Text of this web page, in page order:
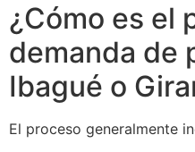
¿Cómo es el
demanda de
Ibagué o
El proceso generalmente